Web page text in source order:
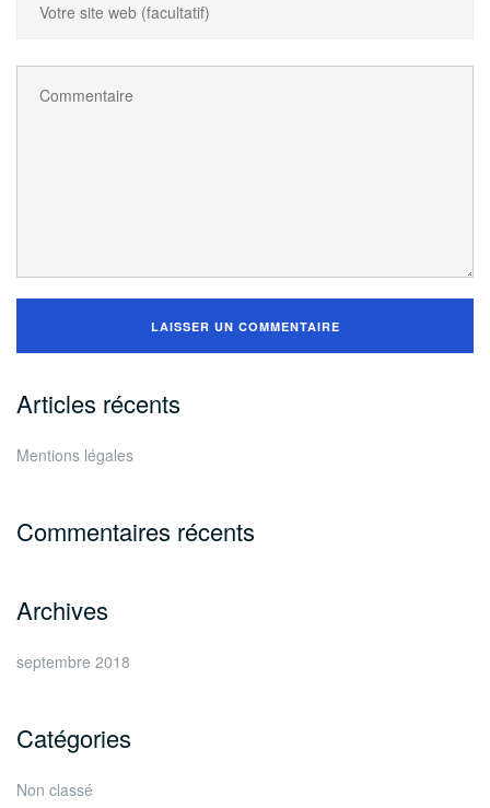
Articles récents
Mentions légales
Commentaires récents
Archives
septembre 2018
Catégories
Non classé